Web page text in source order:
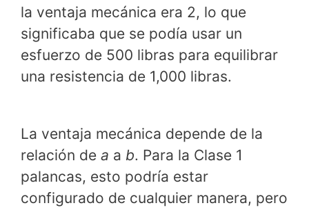
la ventaja mecánica era 2, lo que
significaba que se podía usar un
esfuerzo de 500 libras para equilibrar
una resistencia de 1,000 libras.
La ventaja mecánica depende de la
relación de a a b. Para la Clase 1
palancas, esto podría estar
configurado de cualquier manera, pero